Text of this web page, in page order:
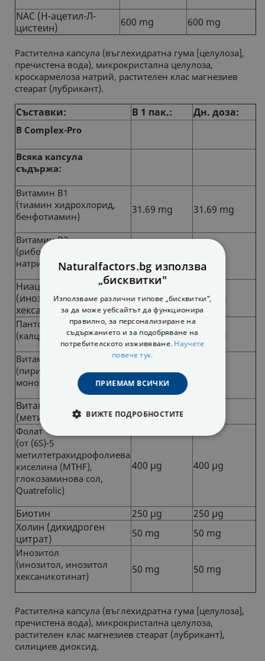
NAC (Н-ацетил-Л-
цистеин)
600 mg 600 mg
Растителна капсула (въглехидратна гума [целулоза],
пречистена вода), микрокристална целулоза,
кроскармелоза натрий, растителен клас магнезиев
стеарат (лубрикант).
Съставки: В 1 пак.: Дн. доза:
B Complex-Pro
Всяка капсула
съдържа:
Витамин В1
(тиамин хидрохлорид,
бенфотиамин)
31.69 mg 31.69 mg
Витамин В2
(рибофлавин 5-фосфат
натрий)
Ниацин
(инозитол
хексаникотинат)
100 mg 100 mg
Пантотенова киселина
(калциев d-пантотенат)
100 mg 100 mg
Витамин В6
(пиридоксал 5-Фосфат
монохидрат)
25 mg
Витамин В12
(метилкобаламин)
500 µg
Фолат
(от (6S)-5
метилтетрахидрофолиева
киселина (MTHF),
глокозаминова сол,
Quatrefolic)
400 µg 400 µg
Биотин 250 µg
250 µg
Холин (дихидроген
цитрат)
50 mg 50 mg
Инозитол
(инозитол, инозитол
хексаникотинат)
50 mg 50 mg
Растителна капсула (въглехидратна гума [целулоза],
пречистена вода), микрокристална целулоза,
растителен клас магнезиев стеарат (лубрикант),
силициев диоксид.
Naturalfactors.bg използва
„бисквитки"
Използваме различни типове „бисквитки“,
за да може уебсайтът да функционира
правилно, за персонализиране на
съдържанието и за подобряване на
потребителското изживяване. Научете
повече тук.
ПРИЕМАМ ВСИЧКИ
ВИЖТЕ ПОДРОБНОСТИТЕ
СТАТИСТИЧЕСКИ
ФУНКЦИОНАЛНИ